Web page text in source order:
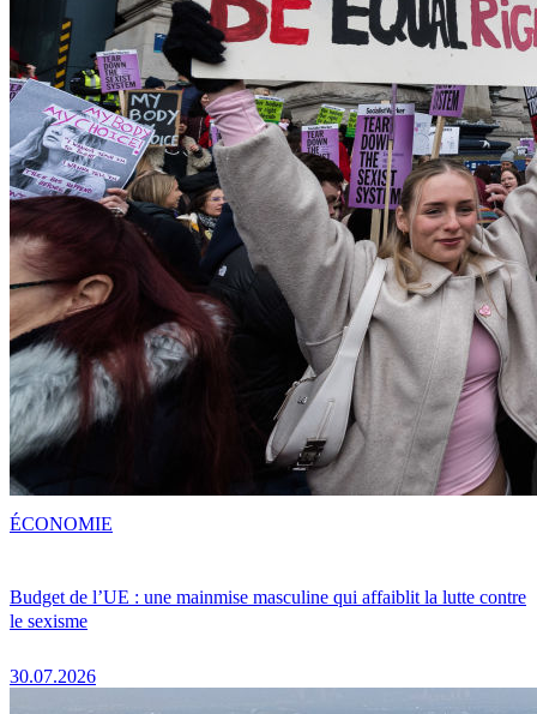
Budget de l’UE : une mainmise masculine qui affaiblit la lutte contre
le sexisme
30.07.2026
ÉCONOMIE